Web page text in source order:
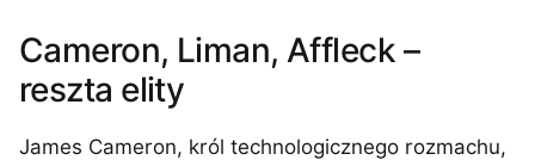
Cameron, Liman, Affleck –
reszta elity
James Cameron, król technologicznego rozmachu,